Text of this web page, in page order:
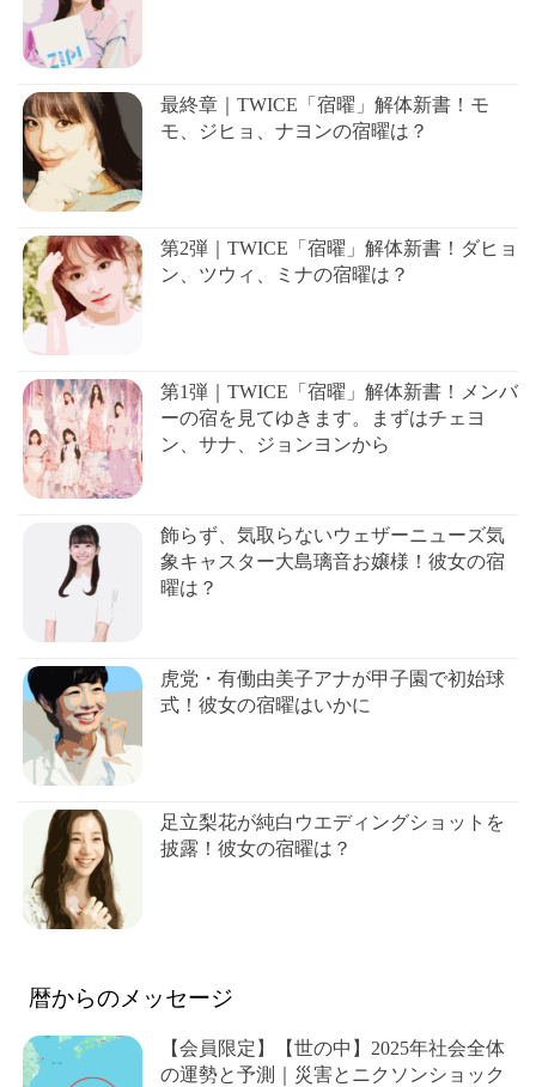
最終章｜TWICE「宿曜」解体新書！モ
モ、ジヒョ、ナヨンの宿曜は？
第2弾｜TWICE「宿曜」解体新書！ダヒョ
ン、ツウィ、ミナの宿曜は？
第1弾｜TWICE「宿曜」解体新書！メンバ
ーの宿を見てゆきます。まずはチェヨ
ン、サナ、ジョンヨンから
飾らず、気取らないウェザーニューズ気
象キャスター大島璃音お嬢様！彼女の宿
曜は？
虎党・有働由美子アナが甲子園で初始球
式！彼女の宿曜はいかに
足立梨花が純白ウエディングショットを
披露！彼女の宿曜は？
暦からのメッセージ
【会員限定】【世の中】2025年社会全体
の運勢と予測｜災害とニクソンショック